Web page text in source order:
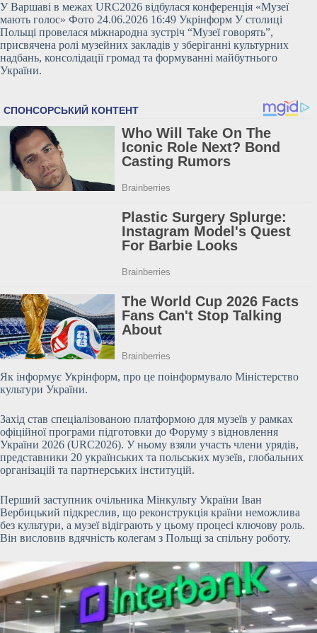
У Варшаві в межах URC2026 відбулася конференція «Музеї
мають голос» Фото 24.06.2026 16:49 Укрінформ У столиці
Польщі провелася міжнародна зустріч “Музеї говорять”,
присвячена ролі музейних закладів у зберіганні культурних
надбань, консолідації громад та формуванні майбутнього
України.
Як інформує Укрінформ, про це поінформувало Міністерство
культури України.
Захід став спеціалізованою платформою для музеїв у рамках
офіційної програми підготовки до Форуму з відновлення
України 2026 (URC2026). У ньому взяли участь члени урядів,
представники 20 українських та польських музеїв, глобальних
організацій та партнерських інституцій.
Перший заступник очільника Мінкульту України Іван
Вербицький підкреслив, що реконструкція країни неможлива
без культури, а музеї відіграють у цьому процесі ключову роль.
Він висловив вдячність колегам з Польщі за спільну роботу.